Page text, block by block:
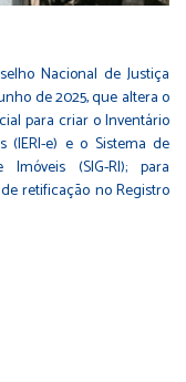
Nacional de Justiça
de 2025, que altera o
para criar o Inventário
(IERI-e) e o Sistema de
(SIG-RI); para
retificação no Registro